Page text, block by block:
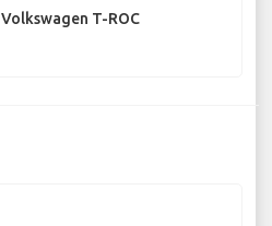
Volkswagen T-ROC